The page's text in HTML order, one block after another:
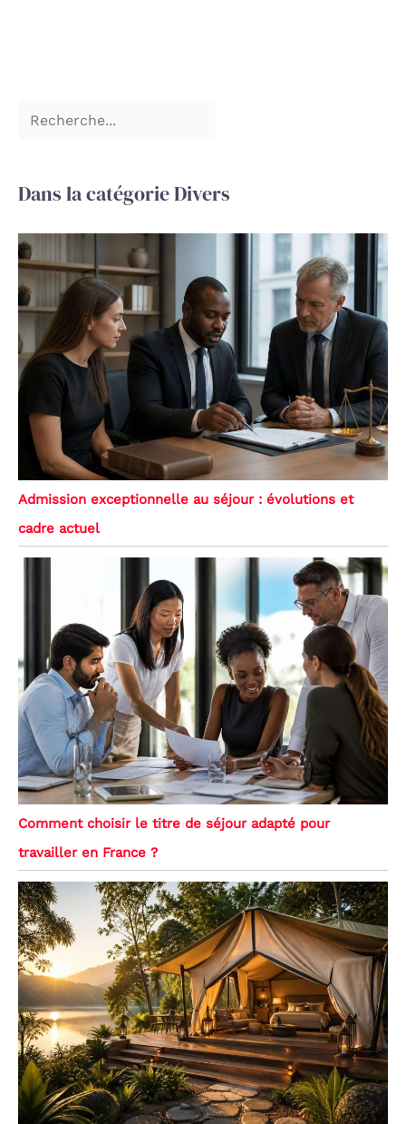
Dans la catégorie Divers
Admission exceptionnelle au séjour : évolutions et
cadre actuel
Comment choisir le titre de séjour adapté pour
travailler en France ?